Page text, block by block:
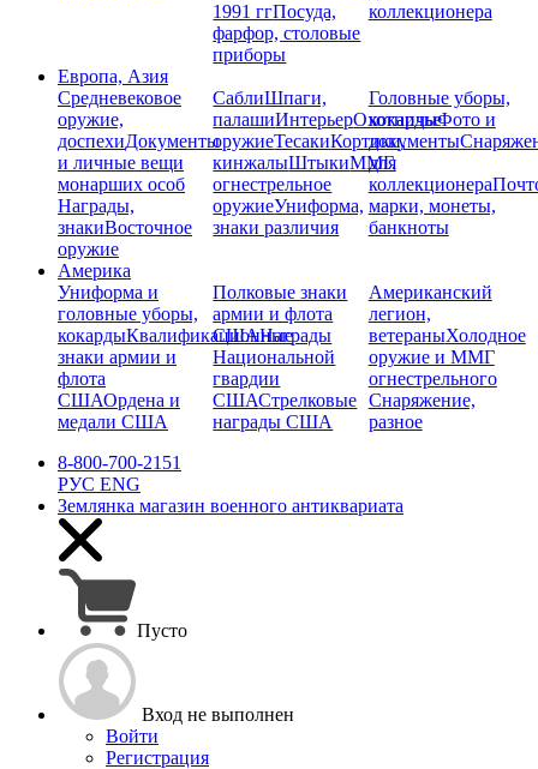
1991 ггПосуда,
фарфор, столовые
приборы
коллекционера
Европа, Азия
Средневековое
оружие,
доспехиДокументы
и личные вещи
монарших особ
Награды,
знакиВосточное
оружие
СаблиШпаги,
палашиИнтерьерОхотничье
оружиеТесакиКортики,
кинжалыШтыкиММГ,
огнестрельное
оружиеУниформа,
знаки различия
Головные уборы,
кокардыФото и
документы
для
коллекционера
марки, монеты,
банкноты
Америка
Униформа и
головные уборы,
кокардыКвалификационные
знаки армии и
флота
СШАОрдена и
медали США
Полковые знаки
армии и флота
СШАНаграды
Национальной
гвардии
СШАСтрелковые
награды США
Американский
легион,
ветераныХолодное
оружие и ММГ
огнестрельного
Снаряжение,
разное
8-800-700-2151
РУС ENG
Землянка магазин военного антиквариата
Пусто
Вход не выполнен
Войти
Регистрация